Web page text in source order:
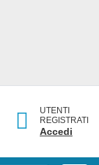
UTENTI
REGISTRATI
Accedi